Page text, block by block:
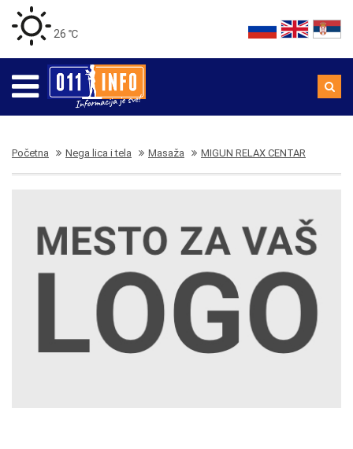
26 ℃
Početna Nega lica i tela Masaža MIGUN RELAX CENTAR